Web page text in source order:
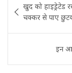
navigation
खुद को हाइड्रेटेड
चक्कर से पाए
इन